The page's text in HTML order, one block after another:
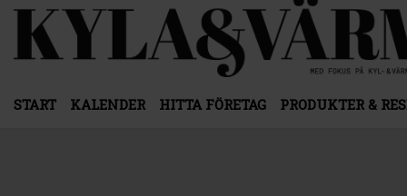
START KALENDER HITTA FÖRETAG PRODUKTER &